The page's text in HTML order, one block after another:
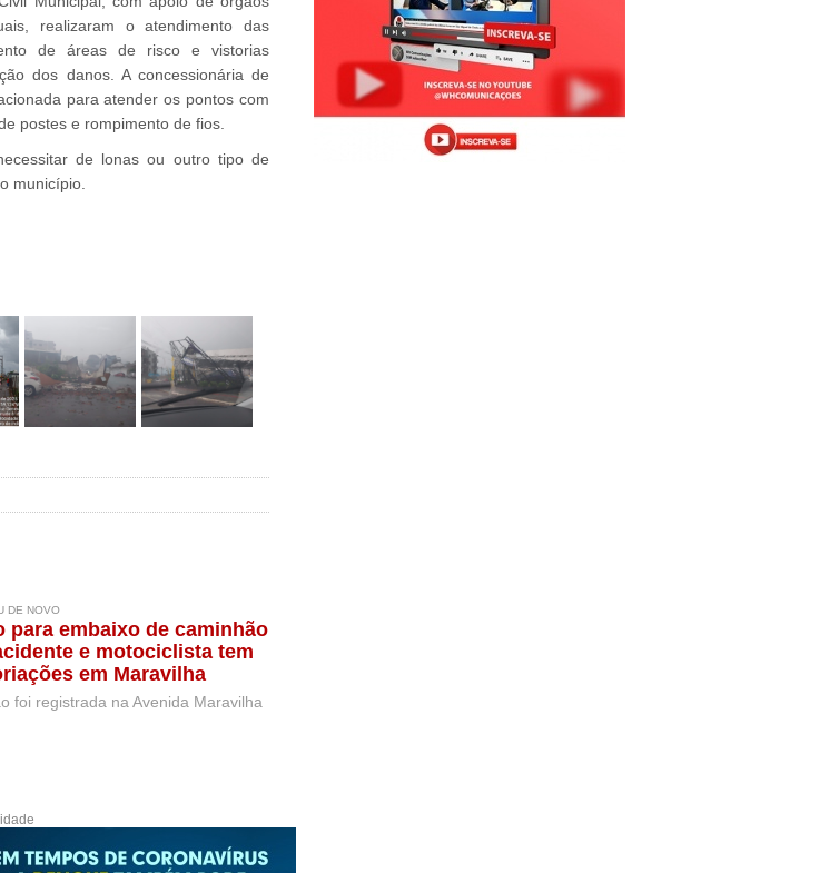
realizaram o atendimento das
de áreas de risco e vistorias
dos danos. A concessionária de
para atender os pontos com
postes e rompimento de fios.
de lonas ou outro tipo de
município.
DE NOVO
para embaixo de caminhão
e motociclista tem
em Maravilha
foi registrada na Avenida Maravilha